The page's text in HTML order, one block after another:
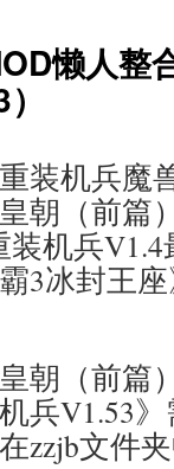
懒人整
装机兵魔
朝（前篇
装机兵
3冰封王
朝（前篇
兵V1.53
zzjb文件